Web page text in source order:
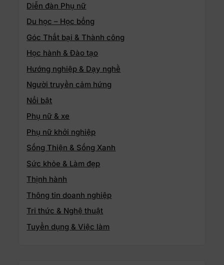
Diễn đàn Phụ nữ
Du học – Học bổng
Góc Thất bại & Thành công
Học hành & Đào tạo
Hướng nghiệp & Dạy nghề
Người truyền cảm hứng
Nổi bật
Phụ nữ & xe
Phụ nữ khởi nghiệp
Sống Thiện & Sống Xanh
Sức khỏe & Làm đẹp
Thịnh hành
Thông tin doanh nghiệp
Tri thức & Nghệ thuật
Tuyển dụng & Việc làm